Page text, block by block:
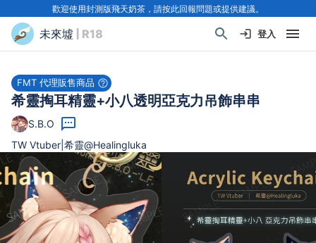
歡迎使用封測版飛天奶茶，請按此回報問題或提供建議。
未來墟 | R18 登入
FMT 代理販售商品
希靈掏耳精靈+小八透明亞克力吊飾串串
S.B.O
TW Vtuber|希靈@Healingluka